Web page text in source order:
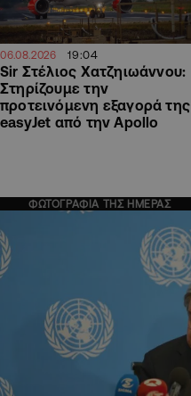
06.08.2026 19:04
Sir Στέλιος Χατζηιωάννου:
Στηρίζουμε την
προτεινόμενη εξαγορά της
easyJet από την Apollo
ΦΩΤΟΓΡΑΦΙΑ ΤΗΣ ΗΜΕΡΑΣ